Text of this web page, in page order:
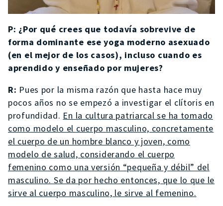
P: ¿Por qué crees que todavía sobrevive de
forma dominante ese yoga moderno asexuado
(en el mejor de los casos), incluso cuando es
aprendido y enseñado por mujeres?
R: Pues por la misma razón que hasta hace muy
pocos años no se empezó a investigar el clítoris en
profundidad. En la cultura patriarcal se ha tomado
como modelo el cuerpo masculino, concretamente
el cuerpo de un hombre blanco y joven, como
modelo de salud, considerando el cuerpo
femenino como una versión “pequeña y débil” del
masculino. Se da por hecho entonces, que lo que le
sirve al cuerpo masculino, le sirve al femenino.